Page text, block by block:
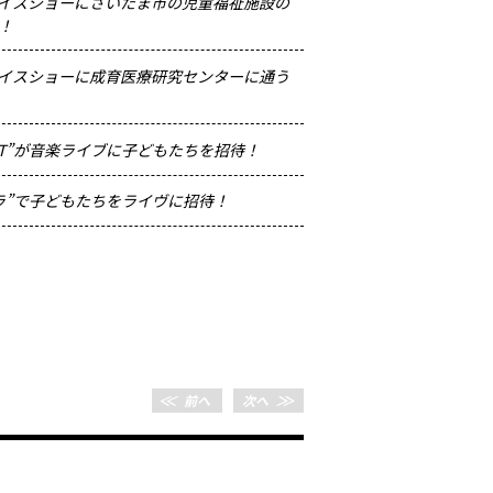
スショーに成育医療研究センターに通う
が音楽ライブに子どもたちを招待！
”で子どもたちをライヴに招待！
＜＜前へ 次へ＞＞